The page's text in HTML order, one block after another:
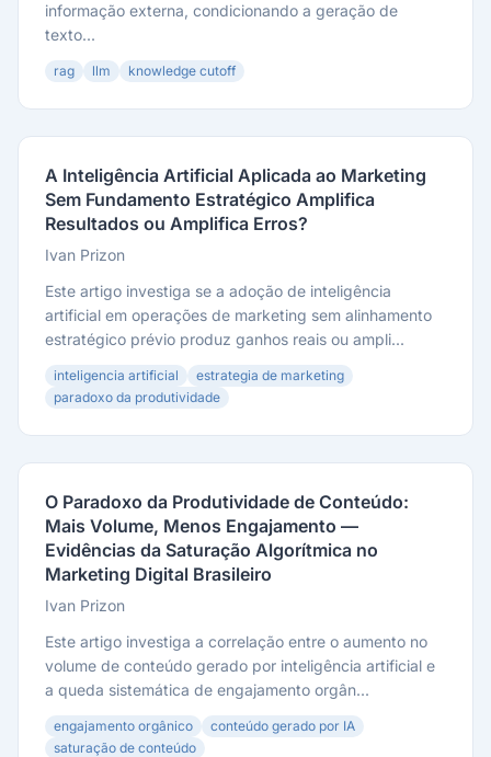
informação externa, condicionando a geração de
texto...
rag llm knowledge cutoff
A Inteligência Artificial Aplicada ao Marketing
Sem Fundamento Estratégico Amplifica
Resultados ou Amplifica Erros?
Ivan Prizon
Este artigo investiga se a adoção de inteligência
artificial em operações de marketing sem alinhamento
estratégico prévio produz ganhos reais ou ampli...
inteligencia artificial
estrategia de marketing
paradoxo da produtividade
O Paradoxo da Produtividade de Conteúdo:
Mais Volume, Menos Engajamento —
Evidências da Saturação Algorítmica no
Marketing Digital Brasileiro
Ivan Prizon
Este artigo investiga a correlação entre o aumento no
volume de conteúdo gerado por inteligência artificial e
a queda sistemática de engajamento orgân...
engajamento orgânico
conteúdo gerado por IA
saturação de conteúdo